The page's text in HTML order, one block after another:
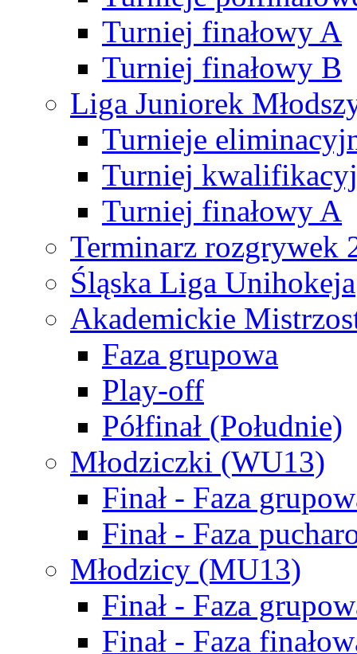
Turniej finałowy A
Turniej finałowy B
Liga Juniorek
Turnieje
Turniej
Turniej finałowy A
Terminarz rozgrywek
Śląska Liga Unihokeja
Akademickie
Faza grupowa
Play-off
Półfinał (Południe)
Młodziczki (WU13)
Finał - Faza
Finał - Faza
Młodzicy (MU13)
Finał - Faza
Finał - Faza